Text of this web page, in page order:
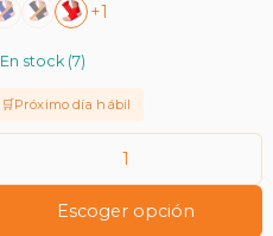
+1
En stock (7)
🛒Próximo día hábil
Escoger opción